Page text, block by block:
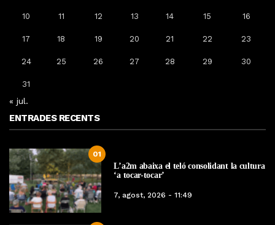
10 11 12 13 14 15 16
17 18 19 20 21 22 23
24 25 26 27 28 29 30
31
« jul.
ENTRADES RECENTS
01
L’a2m abaixa el teló consolidant la cultura
‘a tocar-tocar’
7, agost, 2026 - 11:49